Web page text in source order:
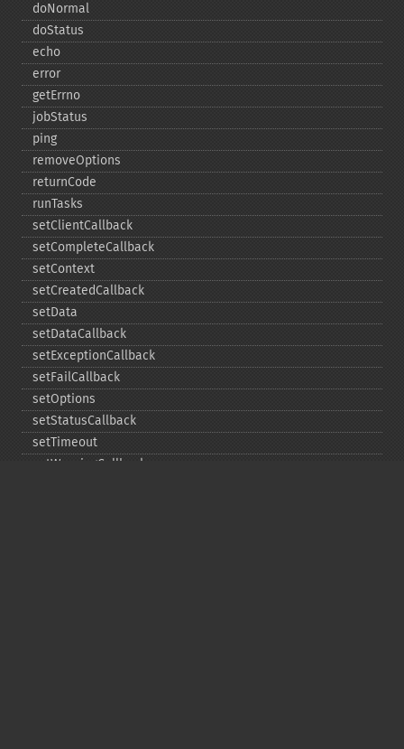
doNormal
doStatus
echo
error
getErrno
jobStatus
ping
removeOptions
returnCode
runTasks
setClientCallback
setCompleteCallback
setContext
setCreatedCallback
setData
setDataCallback
setExceptionCallback
setFailCallback
setOptions
setStatusCallback
setTimeout
setWarningCallback